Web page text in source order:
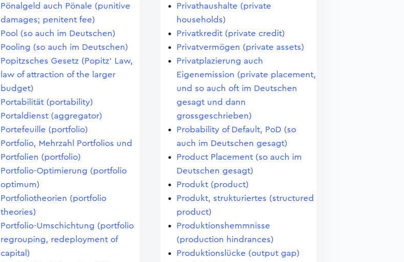
Pönalgeld auch Pönale (punitive
damages; penitent fee)
Pool (so auch im Deutschen)
Pooling (so auch im Deutschen)
Popitzsches Gesetz (Popitz' Law,
law of attraction of the larger
budget)
Portabilität (portability)
Portaldienst (aggregator)
Portefeuille (portfolio)
Portfolio, Mehrzahl Portfolios und
Portfolien (portfolio)
Portfolio-Optimierung (portfolio
optimum)
Portfoliotheorien (portfolio
theories)
Portfolio-Umschichtung (portfolio
regrouping, redeployment of
capital)
Privathaushalte (private
households)
Privatkredit (private credit)
Privatvermögen (private assets)
Privatplazierung auch
Eigenemission (private placement,
und so auch oft im Deutschen
gesagt und dann
grossgeschrieben)
Probability of Default, PoD (so
auch im Deutschen gesagt)
Product Placement (so auch im
Deutschen gesagt)
Produkt (product)
Produkt, strukturiertes (structured
product)
Produktionshemmnisse
(production hindrances)
Produktionslücke (output gap)